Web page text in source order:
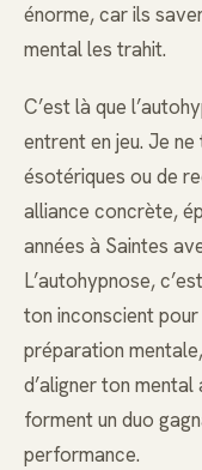
énorme, car ils
mental les trahit.
C’est là que
entrent en jeu. Je
ésotériques ou de
alliance concrète,
années à Saintes
L’autohypnose,
ton inconscient
préparation
d’aligner ton
forment un duo
performance.